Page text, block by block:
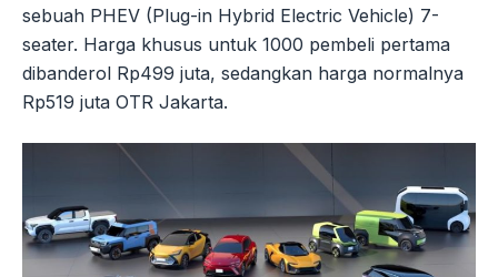
sebuah PHEV (Plug-in Hybrid Electric Vehicle) 7-
seater. Harga khusus untuk 1000 pembeli pertama
dibanderol Rp499 juta, sedangkan harga normalnya
Rp519 juta OTR Jakarta.